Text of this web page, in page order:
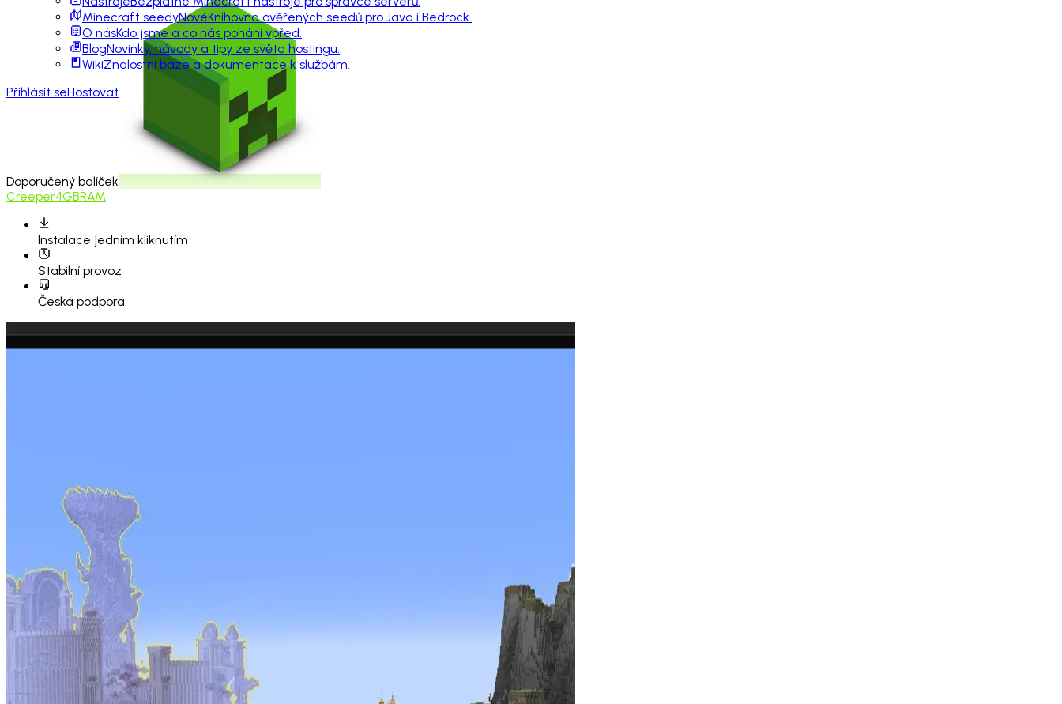
Minecraft seedyNovéKnihovna ověřených seedů pro Java i Bedrock.
O násKdo jsme a co nás pohání vpřed.
BlogNovinky, návody a tipy ze světa hostingu.
WikiZnalostní báze a dokumentace k službám.
Přihlásit seHostovat
Doporučený balíček
Creeper4GBRAM
Instalace jedním kliknutím
Stabilní provoz
Česká podpora